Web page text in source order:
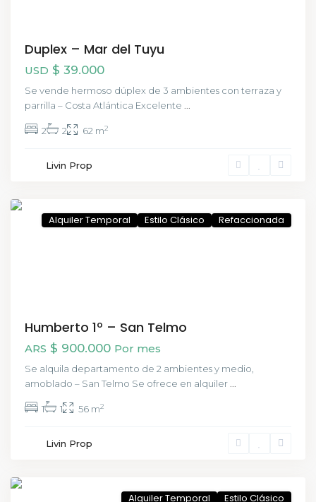
Duplex – Mar del Tuyu
USD $ 39.000
Se vende hermoso dúplex de 3 ambientes con terraza y
parrilla – Costa Atlántica Excelente
2 2 62 m2
Livin Prop
Alquiler Temporal Estilo Clásico Refaccionada
Humberto 1º – San Telmo
ARS $ 900.000 Por mes
Se alquila departamento de 2 ambientes y medio,
amoblado – San Telmo Se ofrece en alquiler
1 1 56 m2
Livin Prop
Pineyro,
Alquiler Temporal Estilo Clásico